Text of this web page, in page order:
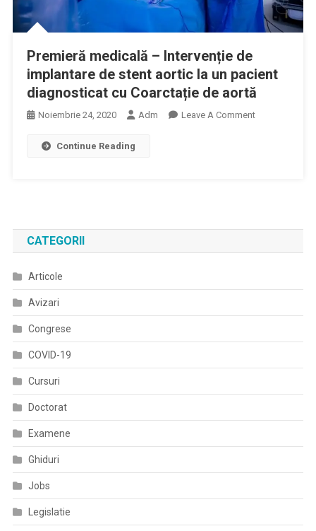
Premieră medicală – Intervenție de
implantare de stent aortic la un pacient
diagnosticat cu Coarctație de aortă
Noiembrie 24, 2020 Adm Leave A CommentOn
De
Un
Cu
Continue Reading
CATEGORII
Articole
Avizari
Congrese
COVID-19
Cursuri
Doctorat
Examene
Ghiduri
Jobs
Legislatie